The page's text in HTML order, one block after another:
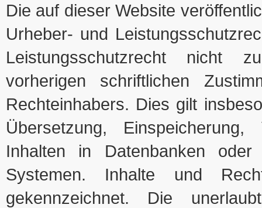
Die auf dieser Website
Urheber- und
Leistungsschutzrecht nicht
vorherigen schriftlichen
Rechteinhabers. Dies gilt
Übersetzung,
Inhalten in Datenbanken
Systemen. Inhalte und
gekennzeichnet. Die